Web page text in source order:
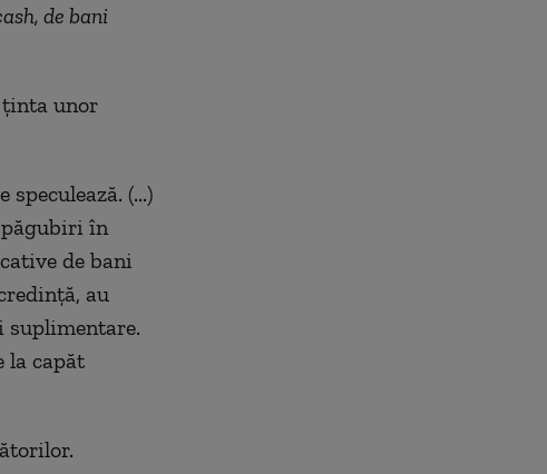
de bani
unor
(...)
în
de bani
au
suplimentare.
la capăt